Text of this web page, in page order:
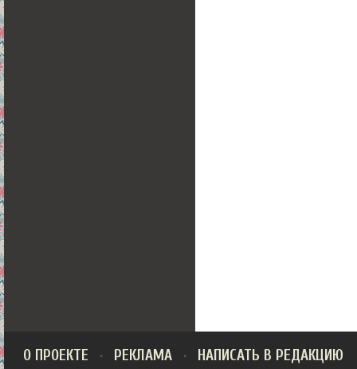
О ПРОЕКТЕ РЕКЛАМА НАПИСАТЬ В РЕДАКЦИЮ